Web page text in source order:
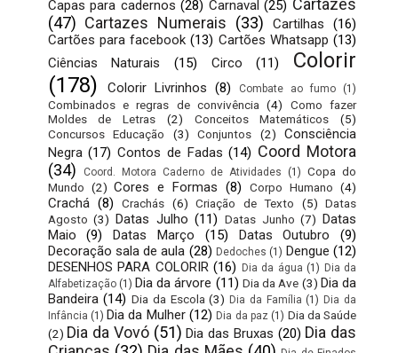
Capas para cadernos (28) Carnaval (25) Cartazes
(47) Cartazes Numerais (33) Cartilhas
(16)
Cartões para facebook (13) Cartões Whatsapp (13)
Ciências Naturais
(15) Circo (11)
Colorir
(178)
Colorir Livrinhos (8) Combate ao fumo (1)
Combinados e regras de convivência (4)
Como fazer
Moldes de Letras
(2) Conceitos Matemáticos
(5)
Concursos Educação
(3) Conjuntos (2)
Consciência
Negra (17) Contos de Fadas (14) Coord Motora
(34)
Coord. Motora Caderno de Atividades (1) Copa do
Mundo (2) Cores e Formas (8) Corpo Humano (4)
Crachá (8) Crachás (6) Criação de Texto (5) Datas
Agosto (3) Datas Julho (11) Datas Junho (7) Datas
Maio
(9) Datas Março (15) Datas Outubro
(9)
Decoração sala de aula (28) Dedoches (1) Dengue (12)
DESENHOS PARA COLORIR (16) Dia da água (1) Dia da
Alfabetização (1) Dia da árvore (11) Dia da Ave (3) Dia da
Bandeira (14) Dia da Escola (3) Dia da Família (1) Dia da
Infância (1) Dia da Mulher (12) Dia da paz (1) Dia da Saúde
(2) Dia da Vovó (51) Dia das Bruxas (20) Dia das